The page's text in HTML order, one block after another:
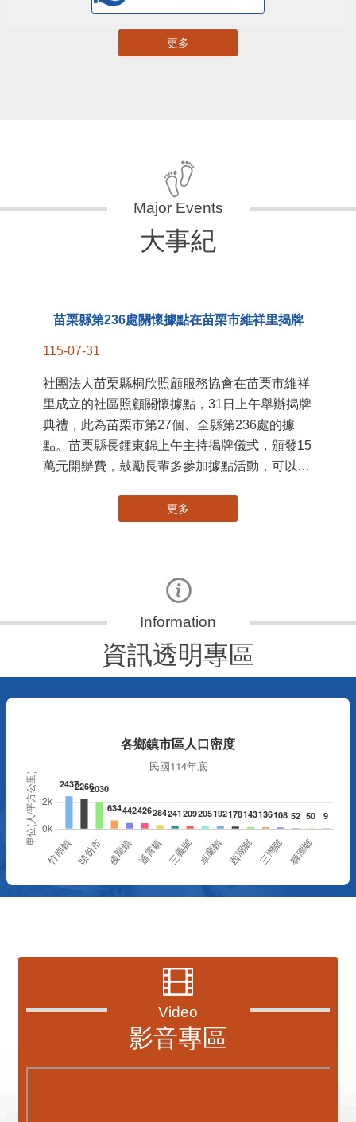
苗栗縣產業金實卓越獎
苗栗縣第236處關懷據點在苗栗市維祥里揭牌
社團法人苗栗縣桐欣照顧服務協會在苗栗市維祥
里成立的社區照顧關懷據點，31日上午舉辦揭牌
典禮，此為苗栗市第27個、全縣第236處的據
點。苗栗縣長鍾東錦上午主持揭牌儀式，頒發15
萬元開辦費，鼓勵長輩多參加據點活動，可以更
加健康、長壽。 坐落於苗栗市維祥里光華街89
號的社區照顧關懷據點，今 ...
署
手
資訊透明專區